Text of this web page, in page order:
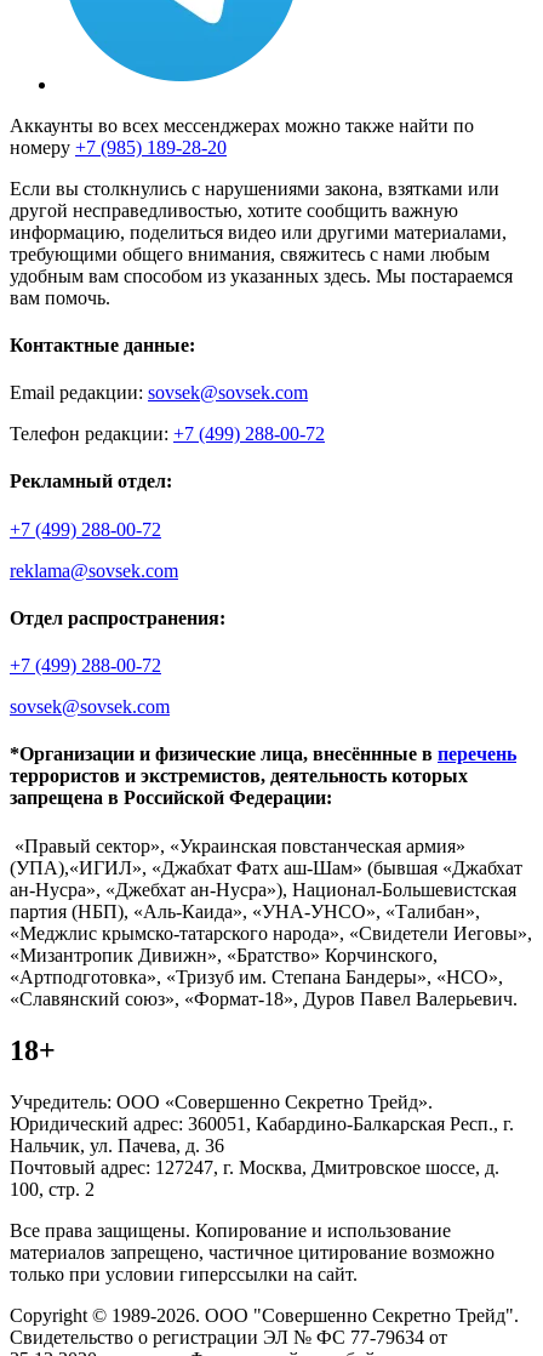
Аккаунты во всех мессенджерах можно также найти по
номеру +7 (985) 189-28-20
Если вы столкнулись с нарушениями закона, взятками или
другой несправедливостью, хотите сообщить важную
информацию, поделиться видео или другими материалами,
требующими общего внимания, свяжитесь с нами любым
удобным вам способом из указанных здесь. Мы постараемся
вам помочь.
Контактные данные:
Email редакции: sovsek@sovsek.com
Телефон редакции: +7 (499) 288-00-72
Рекламный отдел:
+7 (499) 288-00-72
reklama@sovsek.com
Отдел распространения:
+7 (499) 288-00-72
sovsek@sovsek.com
*Организации и физические лица, внесённные в перечень
террористов и экстремистов, деятельность которых
запрещена в Российской Федерации:
«Правый сектор», «Украинская повстанческая армия»
(УПА),«ИГИЛ», «Джабхат Фатх аш-Шам» (бывшая «Джабхат
ан-Нусра», «Джебхат ан-Нусра»), Национал-Большевистская
партия (НБП), «Аль-Каида», «УНА-УНСО», «Талибан»,
«Меджлис крымско-татарского народа», «Свидетели Иеговы»,
«Мизантропик Дивижн», «Братство» Корчинского,
«Артподготовка», «Тризуб им. Степана Бандеры», «НСО»,
«Славянский союз», «Формат-18», Дуров Павел Валерьевич.
18+
Учредитель: ООО «Совершенно Секретно Трейд».
Юридический адрес: 360051, Кабардино-Балкарская Респ., г.
Нальчик, ул. Пачева, д. 36
Почтовый адрес: 127247, г. Москва, Дмитровское шоссе, д.
100, стр. 2
Все права защищены. Копирование и использование
материалов запрещено, частичное цитирование возможно
только при условии гиперссылки на сайт.
Copyright © 1989-2026. ООО "Совершенно Секретно Трейд".
Свидетельство о регистрации ЭЛ № ФС 77-79634 от